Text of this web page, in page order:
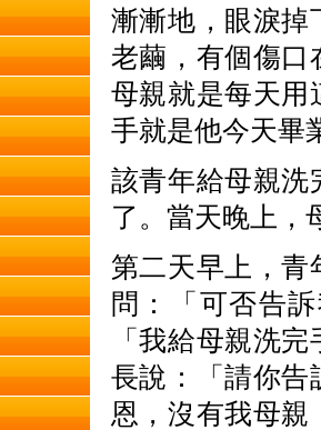
漸漸地，眼淚掉
老繭，有個傷口
母親就是每天用
手就是他今天畢
該青年給母親洗
了。當天晚上，
第二天早上，青
問：「可否告
「我給母親洗
長說：「請你告
恩，沒有我母親